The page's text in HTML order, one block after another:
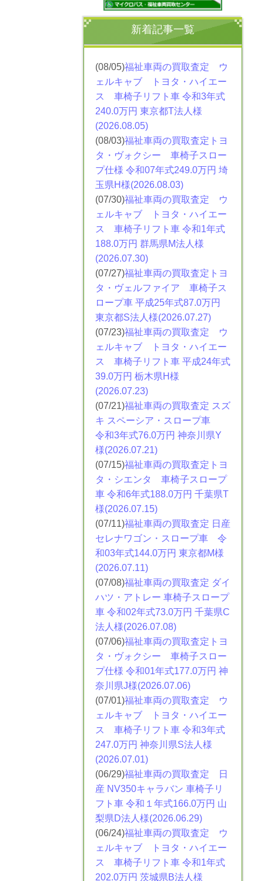
新着記事一覧
(08/05)福祉車両の買取査定 ウ
ェルキャブ トヨタ・ハイエー
ス
車椅子リフト車 令和3年式
240.0万円 東京都T法人様
(2026.08.05)
(08/03)福祉車両の買取査定トヨ
タ・ヴォクシー 車椅子スロー
プ仕様 令和07年式249.0万円 埼
玉県H様(2026.08.03)
(07/30)福祉車両の買取査定 ウ
ェルキャブ トヨタ・ハイエー
ス
車椅子リフト車 令和1年式
188.0万円 群馬県M法人様
(2026.07.30)
(07/27)福祉車両の買取査定トヨ
タ・ヴェルファイア 車椅子ス
ロープ車 平成25年式87.0万円
東京都S法人様(2026.07.27)
(07/23)福祉車両の買取査定 ウ
ェルキャブ トヨタ・ハイエー
ス
車椅子リフト車 平成24年式
39.0万円 栃木県H様
(2026.07.23)
(07/21)福祉車両の買取査定 スズ
キ スペーシア・スロープ車
令和3年式76.0万円 神奈川県Y
様(2026.07.21)
(07/15)福祉車両の買取査定トヨ
タ・シエンタ
車椅子スロープ
車 令和6年式188.0万円 千葉県T
様(2026.07.15)
(07/11)福祉車両の買取査定 日産
セレナワゴン・スロープ車 令
和03年式144.0万円 東京都M様
(2026.07.11)
(07/08)福祉車両の買取査定 ダイ
ハツ・アトレー 車椅子スロープ
車 令和02年式73.0万円 千葉県C
法人様(2026.07.08)
(07/06)福祉車両の買取査定トヨ
タ・ヴォクシー 車椅子スロー
プ仕様 令和01年式177.0万円 神
奈川県J様(2026.07.06)
(07/01)福祉車両の買取査定 ウ
ェルキャブ トヨタ・ハイエー
ス
車椅子リフト車 令和3年式
247.0万円 神奈川県S法人様
(2026.07.01)
(06/29)福祉車両の買取査定 日
産 NV350​キャラバン 車椅子リ
フト車 令和１年式166.0万円 山
梨県D法人様(2026.06.29)
(06/24)福祉車両の買取査定 ウ
ェルキャブ トヨタ・ハイエー
ス
車椅子リフト車 令和1年式
202.0万円 茨城県B法人様